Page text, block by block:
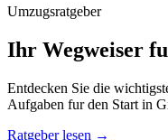
Umzugsratgeber
Ihr Wegweiser
Entdecken Sie die
Aufgaben fur den Start in
Ratgeber lesen →